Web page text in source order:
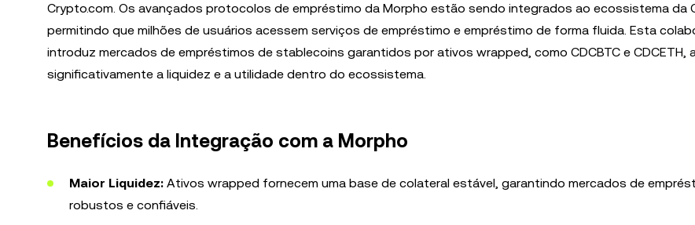
Crypto.com. Os avançados protocolos de empréstimo da Morpho estão sendo integrados ao ecossistema da
permitindo que milhões de usuários acessem serviços de empréstimo e empréstimo de forma fluida. Esta
introduz mercados de empréstimos de stablecoins garantidos por ativos wrapped, como CDCBTC e CDCETH,
significativamente a liquidez e a utilidade dentro do ecossistema.
Benefícios da Integração com a Morpho
Maior Liquidez: Ativos wrapped fornecem uma base de colateral estável, garantindo mercados de
robustos e confiáveis.